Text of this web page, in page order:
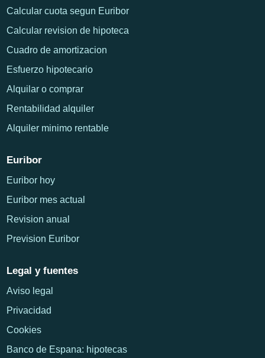
Calcular cuota segun Euribor
Calcular revision de hipoteca
Cuadro de amortizacion
Esfuerzo hipotecario
Alquilar o comprar
Rentabilidad alquiler
Alquiler minimo rentable
Euribor
Euribor hoy
Euribor mes actual
Revision anual
Prevision Euribor
Legal y fuentes
Aviso legal
Privacidad
Cookies
Banco de Espana: hipotecas